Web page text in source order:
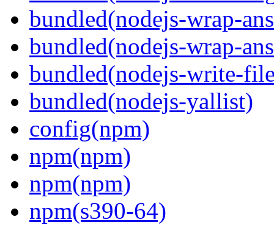
bundled(nodejs-wrap-
bundled(nodejs-wrap-
bundled(nodejs-write-
bundled(nodejs-yallist)
config(npm)
npm(npm)
npm(npm)
npm(s390-64)